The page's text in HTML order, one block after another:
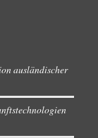
ausländischer